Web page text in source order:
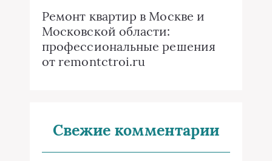
Ремонт квартир в Москве и
Московской области:
профессиональные решения
от remontctroi.ru
Свежие комментарии